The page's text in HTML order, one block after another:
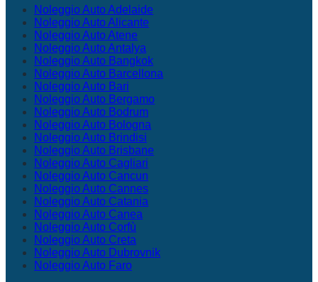
Noleggio Auto Adelaide
Noleggio Auto Alicante
Noleggio Auto Atene
Noleggio Auto Antalya
Noleggio Auto Bangkok
Noleggio Auto Barcellona
Noleggio Auto Bari
Noleggio Auto Bergamo
Noleggio Auto Bodrum
Noleggio Auto Bologna
Noleggio Auto Brindisi
Noleggio Auto Brisbane
Noleggio Auto Cagliari
Noleggio Auto Cancun
Noleggio Auto Cannes
Noleggio Auto Catania
Noleggio Auto Canea
Noleggio Auto Corfù
Noleggio Auto Creta
Noleggio Auto Dubrovnik
Noleggio Auto Faro